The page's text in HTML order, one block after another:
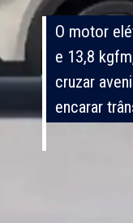
O motor
e 13,8
cruzar
encarar
O motor
e 13,8
cruzar
encarar